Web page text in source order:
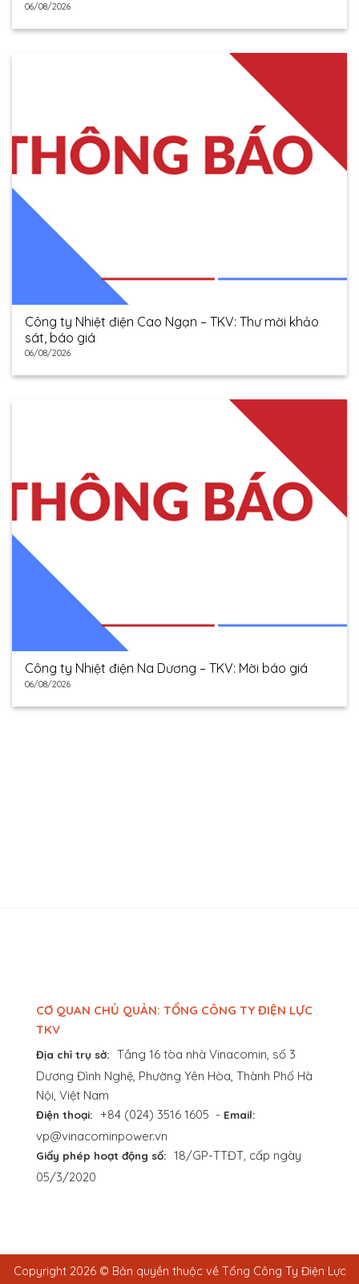
06/08/2026
Công ty Nhiệt điện Cao Ngạn – TKV: Thư mời khảo
sát, báo giá
06/08/2026
Công ty Nhiệt điện Na Dương – TKV: Mời báo giá
06/08/2026
CƠ QUAN CHỦ QUẢN: TỔNG CÔNG TY ĐIỆN LỰC
TKV
Địa chỉ trụ sở: Tầng 16 tòa nhà Vinacomin, số 3
Dương Đình Nghệ, Phường Yên Hòa, Thành Phố Hà
Nội, Việt Nam
Điện thoại: +84 (024) 3516 1605 - Email:
vp@vinacominpower.vn
Giấy phép hoạt động số: 18/GP-TTĐT, cấp ngày
05/3/2020
Copyright 2026 © Bản quyền thuộc về Tổng Công Ty Điện Lực